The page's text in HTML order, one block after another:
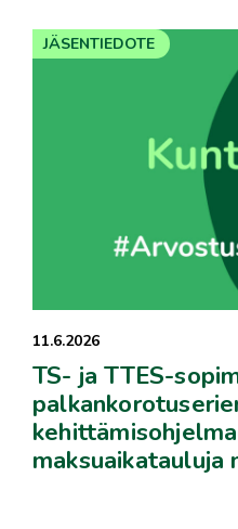
11.6.2026
TS- ja TTES-
maksuaikatauluja
JÄSENTIEDOTE